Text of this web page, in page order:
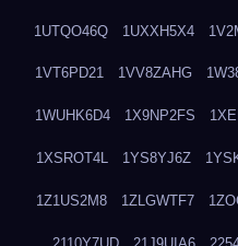
1UTQO46Q 1UXXH5X4
1VT6PD21 1VV8ZAHG
1WUHK6D4 1X9NP2FS
1XSROT4L 1YS8YJ6Z
1Z1US2M8 1ZLGWTF7